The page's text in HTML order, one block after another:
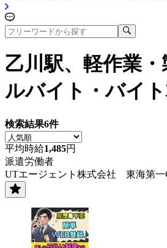
乙川駅、軽作業・
ルバイト・バイ
検索結果6件
平均時給1,485円
派遣労働者
UTエージェント株式会社 東海第一